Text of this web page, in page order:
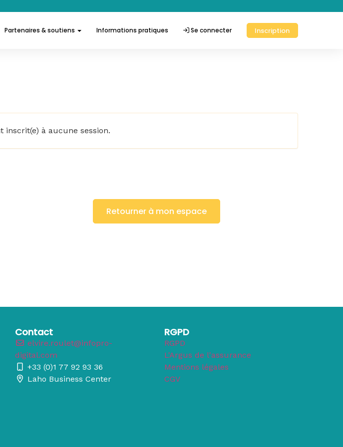
Partenaires & soutiens Informations pratiques Se connecter Inscription
inscrit(e) à aucune session.
Retourner à mon espace
Contact
elvire.roulet@infopro-
digital.com
+33 (0)1 77 92 93 36
Laho Business Center
RGPD
RGPD
L'Argus de l'assurance
Mentions légales
CGV